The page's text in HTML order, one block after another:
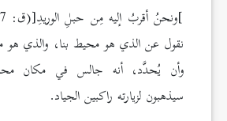
نقول عن الذي هو محيط بنا، والذي هو
وأن يُحدَّد، أنه جالس في مكان
سيذهبون لزيارته راكبين الجياد.